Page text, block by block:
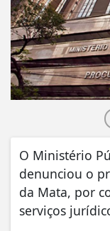
O Ministério
denunciou o
da Mata, por
serviços